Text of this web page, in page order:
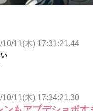
10/11(木) 17:31:21.44
10/11(木) 17:34:21.30